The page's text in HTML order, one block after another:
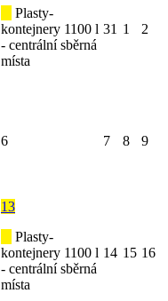
Plasty-
kontejnery 1100 l
- centrální sběrná
místa
31 1 2
6 7 8 9
13
Plasty-
kontejnery 1100 l
- centrální sběrná
místa
14 15 16